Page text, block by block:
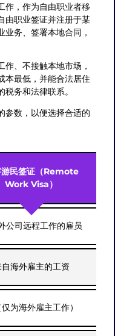
作，作为自由职业者移
由职业签证并注册于某
务、签署本地合同，
、不接触本地市场，
本最低，并能合法居住
务和法律联系。
参数，以便选择合适的
游民签证（Remote
Work Visa）
公司远程工作的雇员
海外雇主的工资
为海外雇主工作）